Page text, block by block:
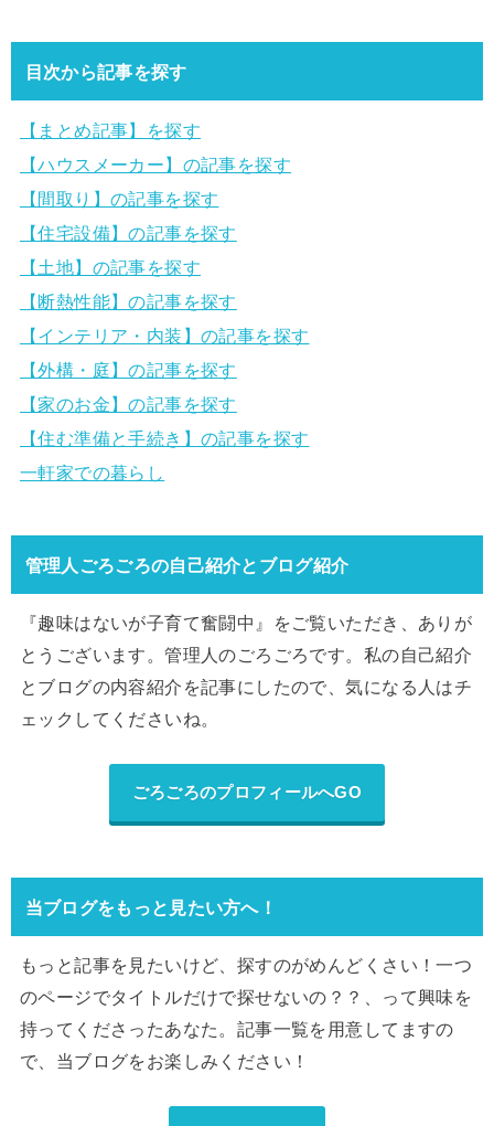
目次から記事を探す
【まとめ記事】を探す
【ハウスメーカー】の記事を探す
【間取り】の記事を探す
【住宅設備】の記事を探す
【土地】の記事を探す
【断熱性能】の記事を探す
【インテリア・内装】の記事を探す
【外構・庭】の記事を探す
【家のお金】の記事を探す
【住む準備と手続き】の記事を探す
一軒家での暮らし
管理人ごろごろの自己紹介とブログ紹介
『趣味はないが子育て奮闘中』をご覧いただき、ありが
とうございます。管理人のごろごろです。私の自己紹介
とブログの内容紹介を記事にしたので、気になる人はチ
ェックしてくださいね。
ごろごろのプロフィールへGO
当ブログをもっと見たい方へ！
もっと記事を見たいけど、探すのがめんどくさい！一つ
のページでタイトルだけで探せないの？？、って興味を
持ってくださったあなた。記事一覧を用意してますの
で、当ブログをお楽しみください！